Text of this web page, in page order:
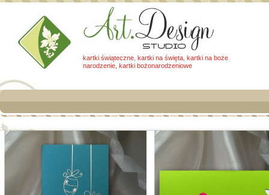
kartki świąteczne kartki na święta kartki na boże
narodzenie, kartki bożonarodzeniowe